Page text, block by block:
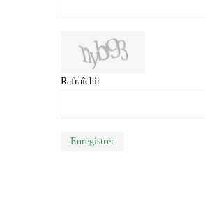
Rafraîchir
Enregistrer